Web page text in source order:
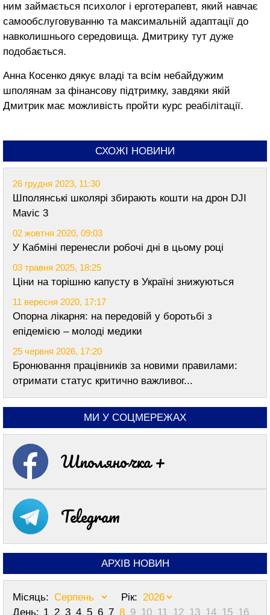
ним займається психолог і ерготерапевт, який навчає
самообслуговуванню та максимальній адаптації до
навколишнього середовища. Дмитрику тут дуже
подобається.
Анна Косенко дякує владі та всім небайдужим
шполянам за фінансову підтримку, завдяки якій
Дмитрик має можливість пройти курс реабілітації.
СХОЖІ НОВИНИ
26 грудня 2023, 11:30
Шполянські школярі збирають кошти на дрон DJI
Mavic 3
02 жовтня 2020, 09:03
У Кабміні перенесли робочі дні в цьому році
03 травня 2025, 18:25
Ціни на торішню капусту в Україні знижуються
11 вересня 2020, 17:17
Опорна лікарня: на передовій у боротьбі з
епідемією – молоді медики
25 червня 2026, 17:20
Бронювання працівників за новими правилами:
отримати статус критично важливог...
МИ У СОЦМЕРЕЖАХ
Шполяночка +
Telegram
АРХІВ НОВИН
Місяць:
Рік:
День: 1 2 3 4 5 6 7 8 9 10 11 12 13 14 15 16